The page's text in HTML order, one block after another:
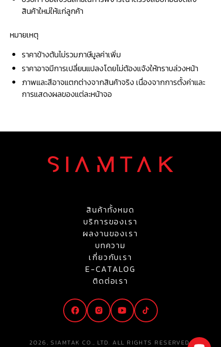
สินค้าใหม่ให้แก่ลูกค้า
หมายเหตุ
ราคาข้างต้นไม่รวมภาษีมูลค่าเพิ่ม
ราคาอาจมีการเปลี่ยนแปลงโดยไม่ต้องแจ้งให้ทราบล่วงหน้า
ภาพและสีอาจแตกต่างจากสินค้าจริง เนื่องจากการตั้งค่าและ
การแสดงผลของแต่ละหน้าจอ
สินค้าทั้งหมด
บริการของเรา
ผลงานของเรา
บทความ
เกี่ยวกับเรา
E-CATALOG
ติดต่อเรา
2026, SIAMTAK CO., LTD. ALL RIGHTS RESERVED.